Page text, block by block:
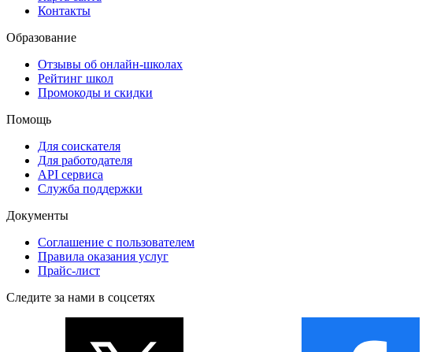
Контакты
Образование
Отзывы об онлайн-школах
Рейтинг школ
Промокоды и скидки
Помощь
Для соискателя
Для работодателя
API сервиса
Служба поддержки
Документы
Соглашение с пользователем
Правила оказания услуг
Прайс-лист
Следите за нами в соцсетях